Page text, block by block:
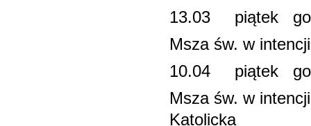
13.03 piątek
Msza św. w
10.04 piątek
Msza św. w
Katolicka